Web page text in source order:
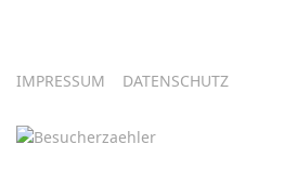
IMPRESSUM DATENSCHUTZ